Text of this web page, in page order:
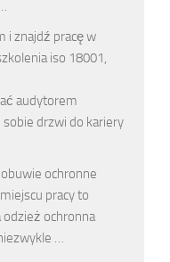
i znajdź pracę w
iso 18001,
audytorem
drzwi do kariery
ochronne
pracy to
odzież ochronna
…